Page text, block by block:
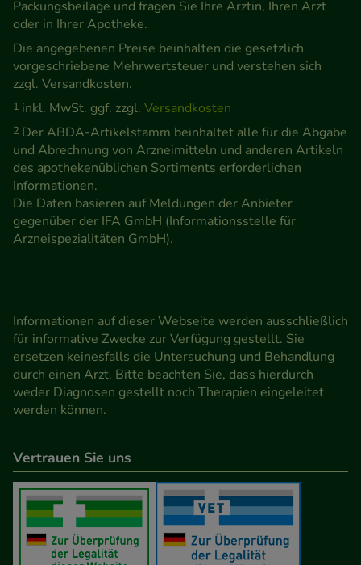
Informationen über die Art und Weise der Nutzung
unsere Website weiter für Sie optimieren können,
den Inhalt auf unserer Website aber auch die
Werbung auf Drittseiten möglichst relevant für Sie
zu gestalten. Bitte beachten Sie, dass Daten hierfür
teilweise an Dritte wie z.B. Google oder soziale
Medien übertragen werden.
Packungsbeilage und fragen Sie Ihre Ärztin, Ihren Arzt
oder in Ihrer Apotheke.
Die angegebenen Preise beinhalten die gesetzlich
vorgeschriebene Mehrwertsteuer und verstehen sich
zzgl. Versandkosten.
1 inkl. MwSt. ggf. zzgl. Versandkosten
2 Der ABDA-Artikelstamm beinhaltet alle für die Abgabe
und Abrechnung von Arzneimitteln und anderen Artikeln
des apothekenüblichen Sortiments erforderlichen
Informationen.
Die Daten basieren auf Meldungen der Anbieter
gegenüber der IFA GmbH (Informationsstelle für
Arzneispezialitäten GmbH).
Informationen auf dieser Webseite werden ausschließlich
für informative Zwecke zur Verfügung gestellt. Sie
ersetzen keinesfalls die Untersuchung und Behandlung
durch einen Arzt. Bitte beachten Sie, dass hierdurch
weder Diagnosen gestellt noch Therapien eingeleitet
werden können.
Vertrauen Sie uns